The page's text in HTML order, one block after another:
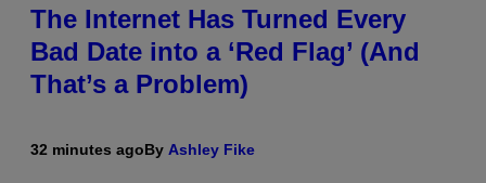
The Internet Has Turned Every
Bad Date into a ‘Red Flag’ (And
That’s a Problem)
32 minutes agoBy Ashley Fike